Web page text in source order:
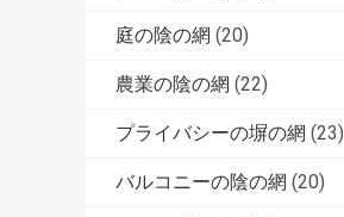
庭の陰の網 (20)
農業の陰の網 (22)
プライバシーの塀の網 (23)
バルコニーの陰の網 (20)